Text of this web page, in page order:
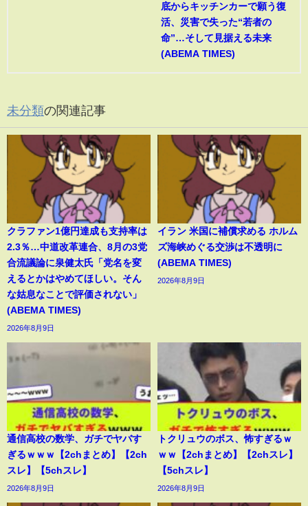
底からキッチンカーで願う復
活、災害で失った“若者の
命”…そして見据える未来
(ABEMA TIMES)
未分類の関連記事
クラファン1億円達成も支持率は
2.3％…中道改革連合、8月の3党
合流議論に泉健太氏「党名を変
えるとかはやめてほしい。そん
な姑息なことで評価されない」
(ABEMA TIMES)
2026年8月9日
イラン 米国に補償求める ホルム
ズ海峡めぐる交渉は不透明に
(ABEMA TIMES)
2026年8月9日
通信高校の数学、ガチでヤバす
ぎるｗｗｗ【2chまとめ】【2ch
スレ】【5chスレ】
2026年8月9日
トクリュウのボス、怖すぎるｗ
ｗｗ【2chまとめ】【2chスレ】
【5chスレ】
2026年8月9日